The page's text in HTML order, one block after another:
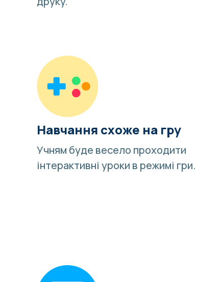
Навчання схоже на гру
Учням буде весело проходити
інтерактивні уроки в режимі гри.